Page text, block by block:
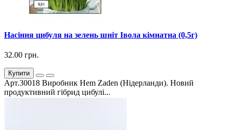
Насіння цибуля на зелень шніт Івола кімнатна (0,5г)
32.00 грн.
Купити
Арт.30018 Виробник Hem Zaden (Нідерланди). Новий
продуктивний гібрид цибулі...